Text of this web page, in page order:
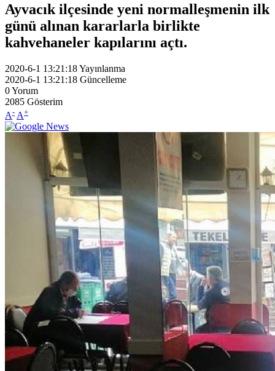
Ayvacık ilçesinde yeni normalleşmenin ilk
günü alınan kararlarla birlikte
kahvehaneler kapılarını açtı.
2020-6-1 13:21:18Yayınlanma
2020-6-1 13:21:18 Güncelleme
0Yorum
2085 Gösterim
A- A+